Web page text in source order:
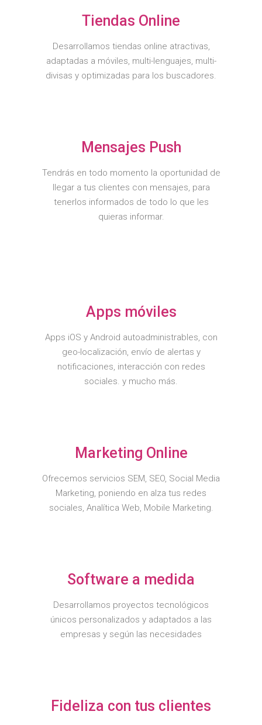
Tiendas Online
Desarrollamos tiendas online atractivas,
adaptadas a móviles, multi-lenguajes, multi-
divisas y optimizadas para los buscadores.
Mensajes Push
Tendrás en todo momento la oportunidad de
llegar a tus clientes con mensajes, para
tenerlos informados de todo lo que les
quieras informar.
Apps móviles
Apps iOS y Android autoadministrables, con
geo-localización, envío de alertas y
notificaciones, interacción con redes
sociales. y mucho más.
Marketing Online
Ofrecemos servicios SEM, SEO, Social Media
Marketing, poniendo en alza tus redes
sociales, Analítica Web, Mobile Marketing.
Software a medida
Desarrollamos proyectos tecnológicos
únicos personalizados y adaptados a las
empresas y según las necesidades
Fideliza con tus clientes